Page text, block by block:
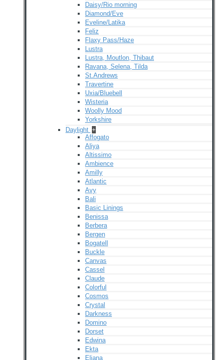
Daisy/Rio morning
Diamond/Eve
Eveline/Latika
Feliz
Flaxy Pass/Haze
Lustra
Lustra, Moutlon, Thibaut
Ravana, Selena, Tilda
St.Andrews
Travertine
Uxia/Bluebell
Wisteria
Woolly Mood
Yorkshire
Daylight +
Affogato
Aliya
Altissimo
Ambience
Amilly
Atlantic
Avy
Bali
Basic Linings
Benissa
Berbera
Bergen
Bogatell
Buckle
Canvas
Cassel
Claude
Colorful
Cosmos
Crystal
Darkness
Domino
Dorset
Edwina
Ekta
Eliana